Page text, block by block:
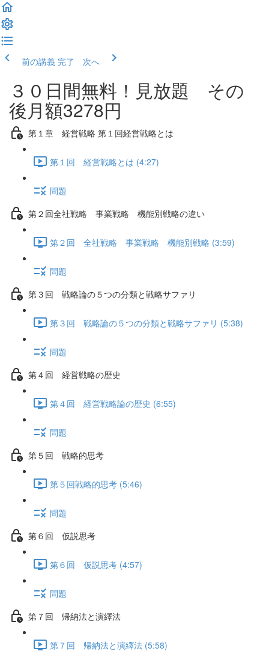
前の講義 完了 次へ
３０日間無料！見放題 その
後月額3278円
第１章 経営戦略 第１回経営戦略とは
第１回 経営戦略とは (4:27)
問題
第２回全社戦略 事業戦略 機能別戦略の違い
第２回 全社戦略 事業戦略 機能別戦略 (3:59)
問題
第３回 戦略論の５つの分類と戦略サファリ
第３回 戦略論の５つの分類と戦略サファリ (5:38)
問題
第４回 経営戦略の歴史
第４回 経営戦略論の歴史 (6:55)
問題
第５回 戦略的思考
第５回戦略的思考 (5:46)
問題
第６回 仮説思考
第６回 仮説思考 (4:57)
問題
第７回 帰納法と演繹法
第７回 帰納法と演繹法 (5:58)